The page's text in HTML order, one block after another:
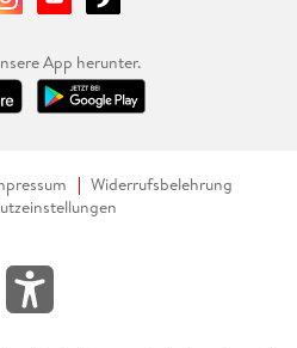
App herunter.
Widerrufsbelehrung